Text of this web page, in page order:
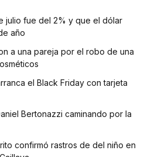
julio fue del 2% y que el dólar
año
a una pareja por el robo de una
el Black Friday con tarjeta
Bertonazzi caminando por la
confirmó rastros de del niño en